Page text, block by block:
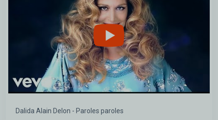
Dalida Alain Delon - Paroles paroles